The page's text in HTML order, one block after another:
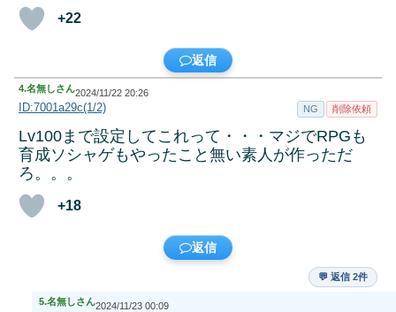
+22
返信
4.名無しさん2024/11/22 20:26
ID:7001a29c(1/2) NG 削除依頼
Lv100まで設定してこれって・・・マジでRPGも
育成ソシャゲもやったこと無い素人が作っただ
ろ。。。
+18
返信
💬 返信 2件
5.名無しさん2024/11/23 00:09